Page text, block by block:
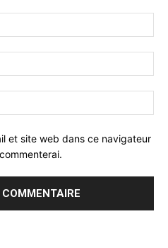
et site web dans ce navigateur